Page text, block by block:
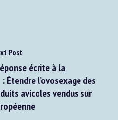
Post
écrite à la
l’ovosexage des
avicoles vendus sur